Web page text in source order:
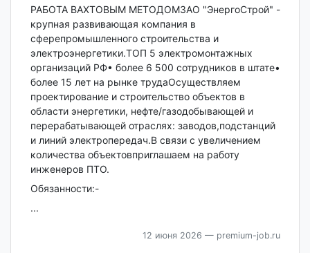
РАБОТА ВАХТОВЫМ МЕТОДОМЗАО "ЭнергоСтрой" -
крупная развивающая компания в
сферепромышленного строительства и
электроэнергетики.ТОП 5 электромонтажных
организаций РФ• более 6 500 сотрудников в штате•
более 15 лет на рынке трудаОсуществляем
проектирование и строительство объектов в
области энергетики, нефте/газодобывающей и
перерабатывающей отраслях: заводов,подстанций
и линий электропередач.В связи с увеличением
количества объектовприглашаем на работу
инженеров ПТО.
Обязанности:-
...
12 июня 2026 — premium-job.ru